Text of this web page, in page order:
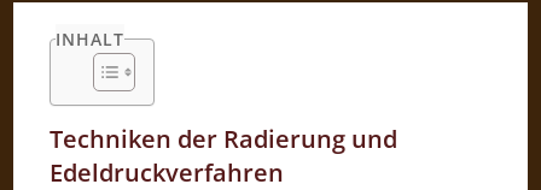
INHALT
Techniken der Radierung und
Edeldruckverfahren